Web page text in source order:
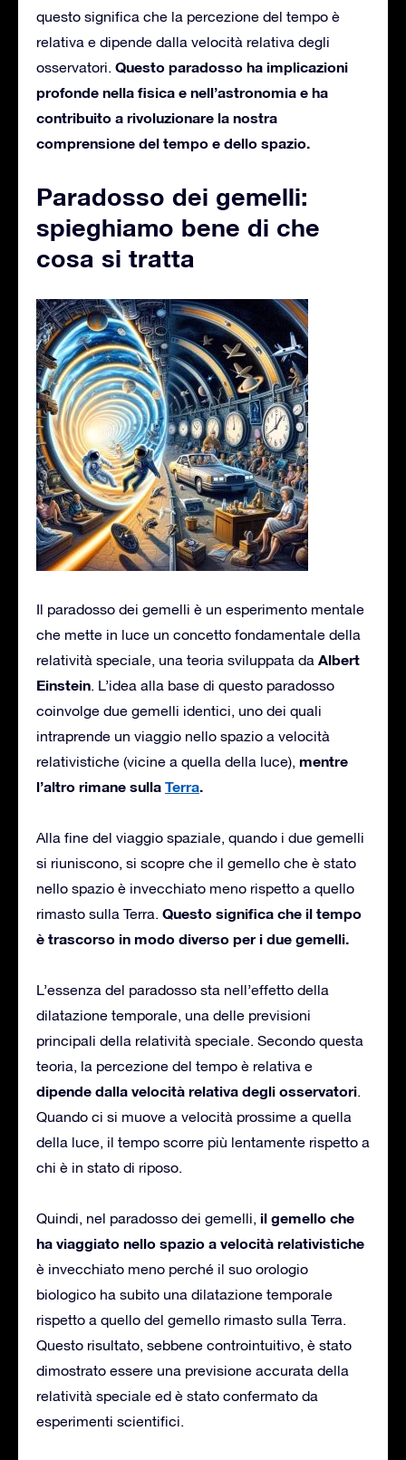
questo significa che la percezione del tempo è
relativa e dipende dalla velocità relativa degli
osservatori. Questo paradosso ha implicazioni
profonde nella fisica e nell’astronomia e ha
contribuito a rivoluzionare la nostra
comprensione del tempo e dello spazio.
Paradosso dei gemelli:
spieghiamo bene di che
cosa si tratta
Il paradosso dei gemelli è un esperimento mentale
che mette in luce un concetto fondamentale della
relatività speciale, una teoria sviluppata da Albert
Einstein. L’idea alla base di questo paradosso
coinvolge due gemelli identici, uno dei quali
intraprende un viaggio nello spazio a velocità
relativistiche (vicine a quella della luce), mentre
l’altro rimane sulla Terra.
Alla fine del viaggio spaziale, quando i due gemelli
si riuniscono, si scopre che il gemello che è stato
nello spazio è invecchiato meno rispetto a quello
rimasto sulla Terra. Questo significa che il tempo
è trascorso in modo diverso per i due gemelli.
L’essenza del paradosso sta nell’effetto della
dilatazione temporale, una delle previsioni
principali della relatività speciale. Secondo questa
teoria, la percezione del tempo è relativa e
dipende dalla velocità relativa degli osservatori.
Quando ci si muove a velocità prossime a quella
della luce, il tempo scorre più lentamente rispetto a
chi è in stato di riposo.
Quindi, nel paradosso dei gemelli, il gemello che
ha viaggiato nello spazio a velocità relativistiche
è invecchiato meno perché il suo orologio
biologico ha subito una dilatazione temporale
rispetto a quello del gemello rimasto sulla Terra.
Questo risultato, sebbene controintuitivo, è stato
dimostrato essere una previsione accurata della
relatività speciale ed è stato confermato da
esperimenti scientifici.